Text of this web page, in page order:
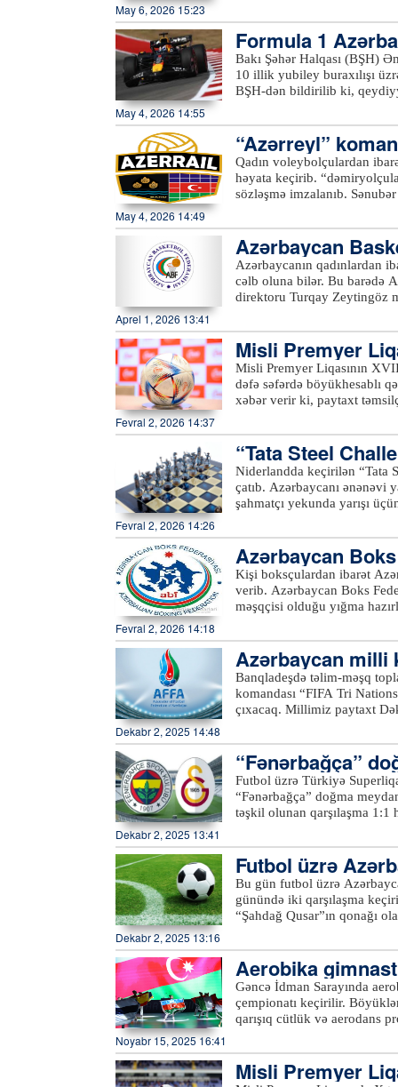
“SportAccord” və
səviyyədə təşkil olunması
əməkdaşlıq ediblər.
federasiyalar, ev sahibi
aparıcı nümayəndələrini
biri üçün xüsusi platformaya çevriləcək. Xatırladaq ki, daha əvvəl
May 6, 2026 15:23
Formula 1
çiriləcək
Bakı Şəhər Halqası (BŞH)
10 illik yubiley buraxılışı
BŞH-dən bildirilib ki,
seçim prosesi nəzərə
proqram iştirakçılara
iştirak etmək imkanı yaradır. Qeyd edək ki, könüllü olmaq istəyən şəxslər məsuliyyətli,
enerjili, ünsiyyətcil olmalı və
Proqram üçün minimum
mərhələsində üstünlük veriləcək. Xatırladaq ki, ötən il proqram çərçivəsində
May 4, 2026 14:55
“Azərreyl”
erini həyata
Qadın voleybolçulardan
həyata keçirib.
sözləşmə imzalanıb.
May 4, 2026 14:49
Azərbaycan
ə…
Azərbaycanın qadınlardan
cəlb oluna bilər. Bu barədə Azərbaycan Basketbol Federasiyasının (ABF) türkiyəli idman
direktoru Turqay Zeytingöz məlumat verib. O bildirib
“Xüsusilə 3x3 basketbol
hədəfimiz olduğu üçün bu
Aprel 1, 2026 13:41
Misli Premyer
ablı qələbə
Misli Premyer Liqasının
dəfə səfərdə böyükhesablı
xəbər verir ki, paytaxt
gözləyən Bakı klubu 2024-
“Neftçi”nin səfərdəki 4 və
mövsümündə qeydə
cü il aprelin 8-də
Fevral 2, 2026 14:37
“Tata Steel
çatıb
Niderlandda keçirilən “Tata
çatıb. Azərbaycanı ənənəvi
şahmatçı yekunda yarışı
Fevral 2, 2026 14:26
Azərbaycan
məşq
Kişi boksçulardan ibarət
verib. Azərbaycan Boks Federasiyasından verilən məlumata görə, Ravşan Xocayevin baş
məşqçisi olduğu yığma
əsas diqqət ümumi fiziki hazırlığa yönələcək. Qeyd
yekunlaşacaq.
Fevral 2, 2026 14:18
Azərbaycan milli
Football Series
Banqladeşdə təlim-məşq
komandası “FIFA Tri
çıxacaq. Millimiz paytaxt
üzərində 2:0 hesablı qələbə
olmasa, turniri qalib
Dekabr 2, 2025 14:48
“Fənərbağça”
ib
Futbol üzrə Türkiyə
“Fənərbağça” doğma
təşkil olunan qarşılaşma 1:1
imza atıb. Qeyd edək ki,
Dekabr 2, 2025 13:41
Futbol üzrə
start veriləcək
Bu gün futbol üzrə
günündə iki qarşılaşma
“Şahdağ Qusar”ın qonağı
qarşılaşacaq. Digər oyunda
Kompleksinin stadionunda
qalibi növbəti raundda
1/8 final mərhələsinin digər
Dekabr 2, 2025 13:16
Aerobika
mərasimi
Gəncə İdman Sarayında
çempionatı keçirilir.
qarışıq cütlük və aerodans
mərasimində iştirakçı
başçısı Niyazi Bayramov
açılış mərasimində çıxış
Noyabr 15, 2025 16:41
Misli Premyer